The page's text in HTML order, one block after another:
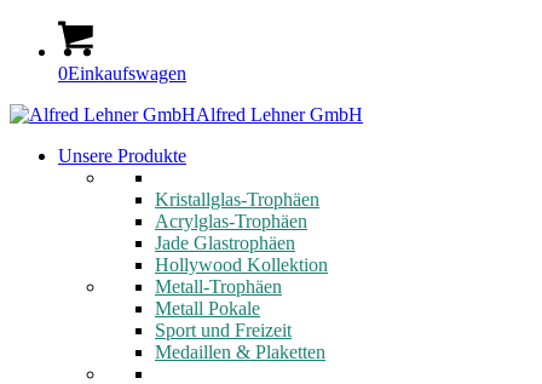
0Einkaufswagen
Alfred Lehner GmbH
Unsere Produkte
Kristallglas-Trophäen
Acrylglas-Trophäen
Jade Glastrophäen
Hollywood Kollektion
Metall-Trophäen
Metall Pokale
Sport und Freizeit
Medaillen & Plaketten